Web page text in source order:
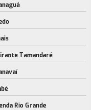
Tamandaré
Rio Grande